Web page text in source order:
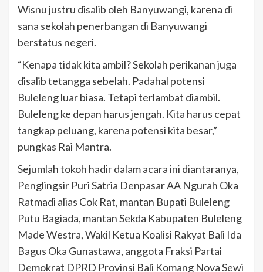
Wisnu justru disalib oleh Banyuwangi, karena di
sana sekolah penerbangan di Banyuwangi
berstatus negeri.
“Kenapa tidak kita ambil? Sekolah perikanan juga
disalib tetangga sebelah. Padahal potensi
Buleleng luar biasa. Tetapi terlambat diambil.
Buleleng ke depan harus jengah. Kita harus cepat
tangkap peluang, karena potensi kita besar,”
pungkas Rai Mantra.
Sejumlah tokoh hadir dalam acara ini diantaranya,
Penglingsir Puri Satria Denpasar AA Ngurah Oka
Ratmadi alias Cok Rat, mantan Bupati Buleleng
Putu Bagiada, mantan Sekda Kabupaten Buleleng
Made Westra, Wakil Ketua Koalisi Rakyat Bali Ida
Bagus Oka Gunastawa, anggota Fraksi Partai
Demokrat DPRD Provinsi Bali Komang Nova Sewi